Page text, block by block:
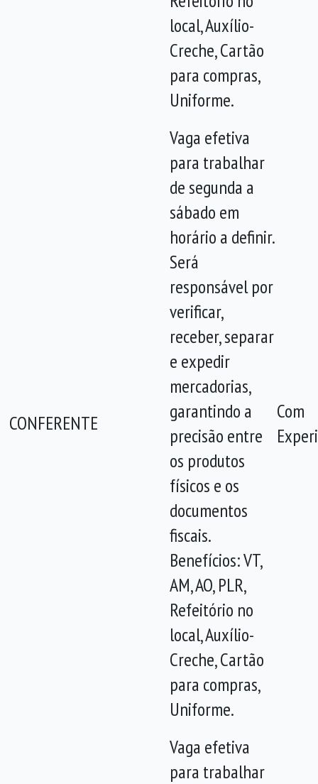
local, Auxílio-
Creche, Cartão
para compras,
Uniforme.
CONFERENTE
Vaga efetiva
para trabalhar
de segunda a
sábado em
horário a definir.
Será
responsável por
verificar,
receber, separar
e expedir
mercadorias,
garantindo a
precisão entre
os produtos
físicos e os
documentos
fiscais.
Benefícios: VT,
AM, AO, PLR,
Refeitório no
local, Auxílio-
Creche, Cartão
para compras,
Uniforme.
Com
Vaga efetiva
para trabalhar